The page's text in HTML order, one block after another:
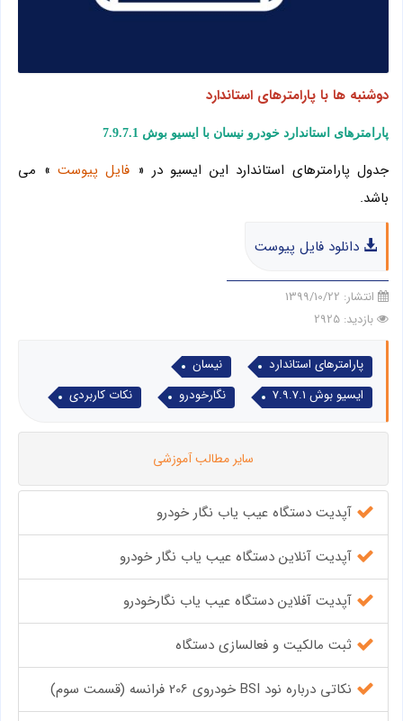
دوشنبه ها با پارامترهای استاندارد
پارامترهای استاندارد خودرو نیسان با ایسیو بوش 7.9.7.1
جدول پارامترهای استاندارد این ایسیو در « فایل پیوست » می
باشد.
دانلود فایل پیوست
انتشار: 1399/10/22
بازدید: 2925
پارامترهای استاندارد
نیسان
ایسیو بوش 7.9.7.1
نگارخودرو نکات کاربردی
سایر مطالب آموزشی
آپدیت دستگاه عیب یاب نگار خودرو
آپدیت آنلاین دستگاه عیب یاب نگار خودرو
آپدیت آفلاین دستگاه عیب یاب نگارخودرو
ثبت مالکیت و فعالسازی دستگاه
نکاتی درباره نود BSI خودروی 206 فرانسه (قسمت سوم)